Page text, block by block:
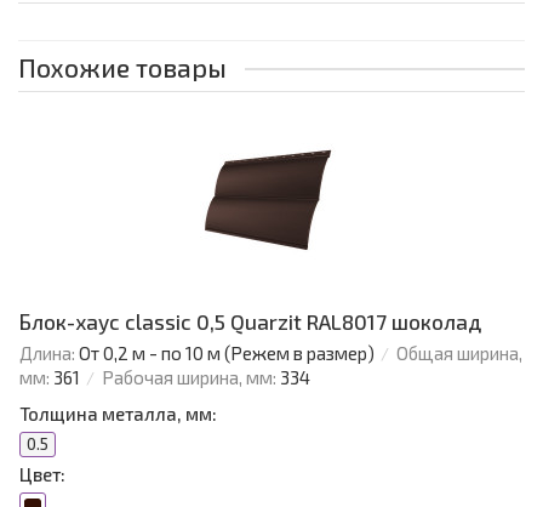
Похожие товары
Блок-хаус classic 0,5 Quarzit RAL8017 шоколад
Длина: От 0,2 м - по 10 м (Режем в размер)
Общая ширина,
мм: 361 Рабочая ширина, мм: 334
Толщина металла, мм:
0.5
Цвет: